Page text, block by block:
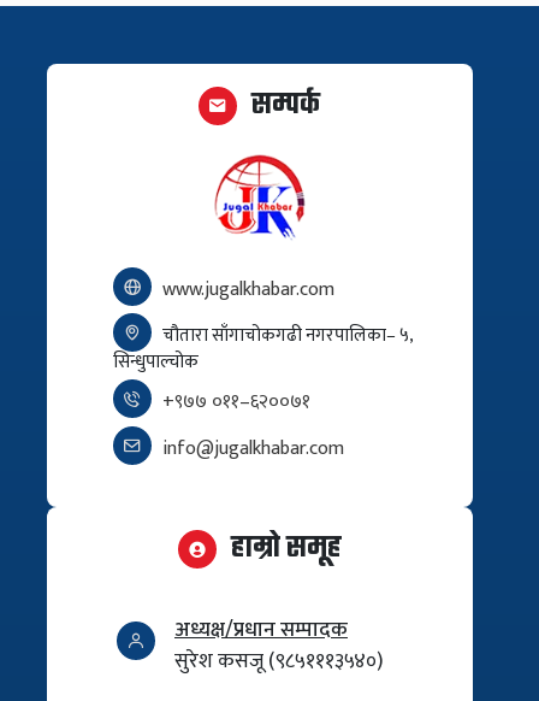
सम्पर्क
www.jugalkhabar.com
चौतारा साँगाचोकगढी नगरपालिका– ५,
सिन्धुपाल्चोक
+९७७ ०११–६२००७१
info@jugalkhabar.com
हाम्रो समूह
अध्यक्ष/प्रधान सम्पादक
सुरेश कसजू (९८५१११३५४०)